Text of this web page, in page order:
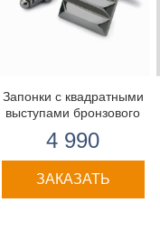
Запонки с квадратными
выступами бронзового
4 990
ЗАКАЗАТЬ